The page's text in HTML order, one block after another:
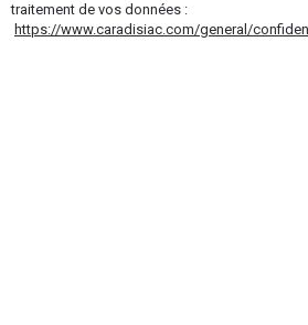
traitement de vos données :
https://www.caradisiac.com/general/